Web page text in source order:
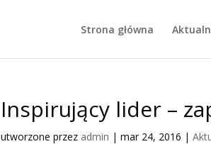
Strona główna
Inspirujący lider –
utworzone przez admin |mar 24, 2016 |